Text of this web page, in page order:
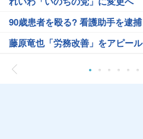
90歳患者を殴る? 看護助手を逮捕
藤原竜也「労務改善」をアピール